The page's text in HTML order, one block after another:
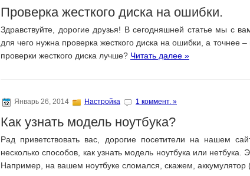
Проверка жесткого диска на ошибки.
Здравствуйте, дорогие друзья! В сегодняшней статье мы с
для чего нужна проверка жесткого диска на ошибки, а точнее
проверки жесткого диска лучше? Читать далее »
Январь 26, 2014 Настройка 1 коммент. »
Как узнать модель ноутбука?
Рад приветствовать вас, дорогие посетители на нашем
несколько способов, как узнать модель ноутбука или
Например, на вашем ноутбуке сломался, скажем, аккумулятор